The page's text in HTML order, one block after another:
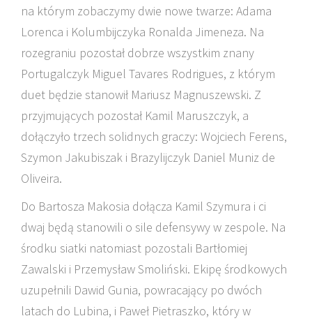
na którym zobaczymy dwie nowe twarze: Adama
Lorenca i Kolumbijczyka Ronalda Jimeneza. Na
rozegraniu pozostał dobrze wszystkim znany
Portugalczyk Miguel Tavares Rodrigues, z którym
duet będzie stanowił Mariusz Magnuszewski. Z
przyjmujących pozostał Kamil Maruszczyk, a
dołączyło trzech solidnych graczy: Wojciech Ferens,
Szymon Jakubiszak i Brazylijczyk Daniel Muniz de
Oliveira.
Do Bartosza Makosia dołącza Kamil Szymura i ci
dwaj będą stanowili o sile defensywy w zespole. Na
środku siatki natomiast pozostali Bartłomiej
Zawalski i Przemysław Smoliński. Ekipę środkowych
uzupełnili Dawid Gunia, powracający po dwóch
latach do Lubina, i Paweł Pietraszko, który w